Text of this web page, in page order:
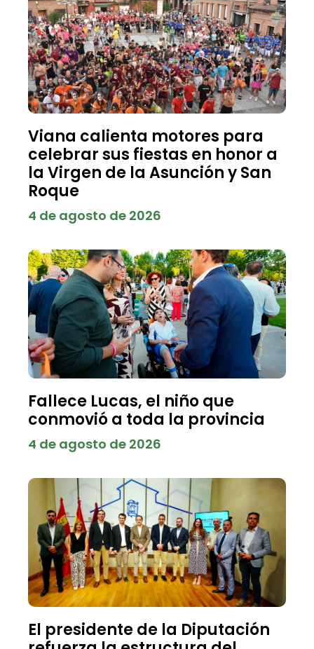
Viana calienta motores para
celebrar sus fiestas en honor a
la Virgen de la Asunción y San
Roque
4 de agosto de 2026
Fallece Lucas, el niño que
conmovió a toda la provincia
4 de agosto de 2026
El presidente de la Diputación